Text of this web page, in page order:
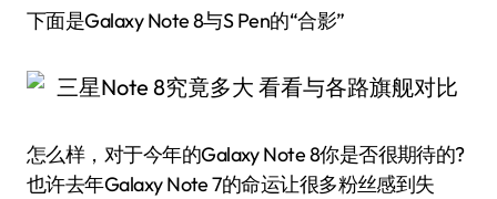
下面是Galaxy Note 8与S Pen的“合影”
怎么样，对于今年的Galaxy Note 8你是否很期待的?
也许去年Galaxy Note 7的命运让很多粉丝感到失